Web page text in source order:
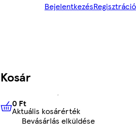
BejelentkezésRegisztráció
Kosár
0 FtAktuális kosárérték
0 Ft
Aktuális kosárérték
Bevásárlás elküldése